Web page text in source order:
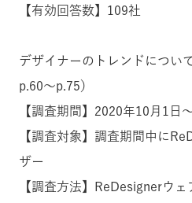
【有効回答数】109社
デザイナーのトレンドについ
p.60〜p.75）
【調査期間】2020年10月1日
【調査対象】調査期間中に
ザー
【調査方法】ReDesignerウ